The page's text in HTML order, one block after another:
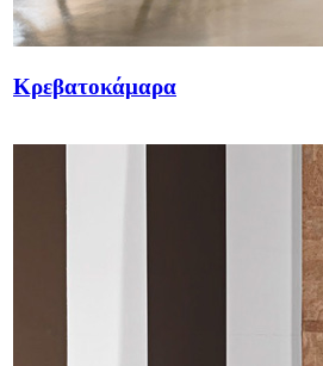
Κρεβατοκάμαρα